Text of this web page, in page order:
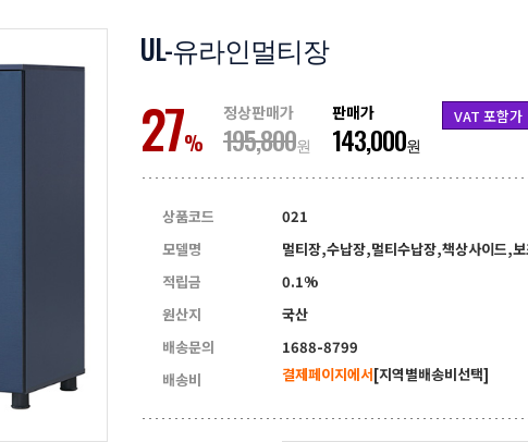
세트상품
4
리더풀메쉬의자
6
UL-유라인멀티장
27%
정상판매가
195,800원
판매가
143,000원
VAT 포함가
상품코드
021
모델명
멀티장,수납장,멀티수납장,책상사이드,
적립금
0.1%
원산지
국산
배송문의
1688-8799
배송비
결제페이지에서[지역별배송비선택]